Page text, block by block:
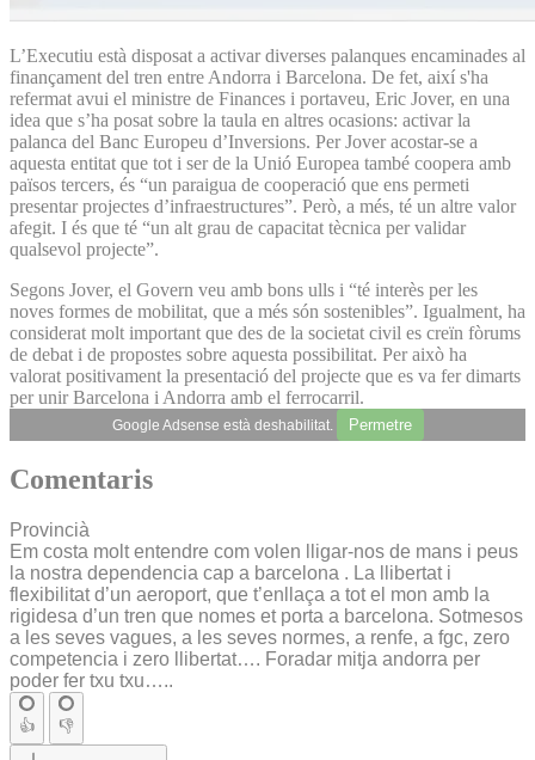
L’Executiu està disposat a activar diverses palanques encaminades al
finançament del tren entre Andorra i Barcelona. De fet, així s'ha
refermat avui el ministre de Finances i portaveu, Eric Jover, en una
idea que s’ha posat sobre la taula en altres ocasions: activar la
palanca del Banc Europeu d’Inversions. Per Jover acostar-se a
aquesta entitat que tot i ser de la Unió Europea també coopera amb
països tercers, és “un paraigua de cooperació que ens permeti
presentar projectes d’infraestructures”. Però, a més, té un altre valor
afegit. I és que té “un alt grau de capacitat tècnica per validar
qualsevol projecte”.
Segons Jover, el Govern veu amb bons ulls i “té interès per les
noves formes de mobilitat, que a més són sostenibles”. Igualment, ha
considerat molt important que des de la societat civil es creïn fòrums
de debat i de propostes sobre aquesta possibilitat. Per això ha
valorat positivament la presentació del projecte que es va fer dimarts
per unir Barcelona i Andorra amb el ferrocarril.
Google Adsense està deshabilitat. Permetre
Comentaris
Provincià
Em costa molt entendre com volen lligar-nos de mans i peus
la nostra dependencia cap a barcelona . La llibertat i
flexibilitat d’un aeroport, que t’enllaça a tot el mon amb la
rigidesa d’un tren que nomes et porta a barcelona. Sotmesos
a les seves vagues, a les seves normes, a renfe, a fgc, zero
competencia i zero llibertat…. Foradar mitja andorra per
poder fer txu txu…..
👍 👎